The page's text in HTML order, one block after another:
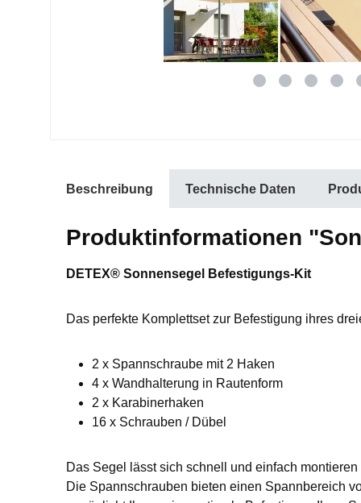
Beschreibung Technische Daten
Produktinformationen
DETEX® Sonnensegel Befestigungs-Kit
Das perfekte Komplettset zur Befestigung ihres
2 x Spannschraube mit 2 Haken
4 x Wandhalterung in Rautenform
2 x Karabinerhaken
16 x Schrauben / Dübel
Das Segel lässt sich schnell und einfach
Die Spannschrauben bieten einen Spannbereich